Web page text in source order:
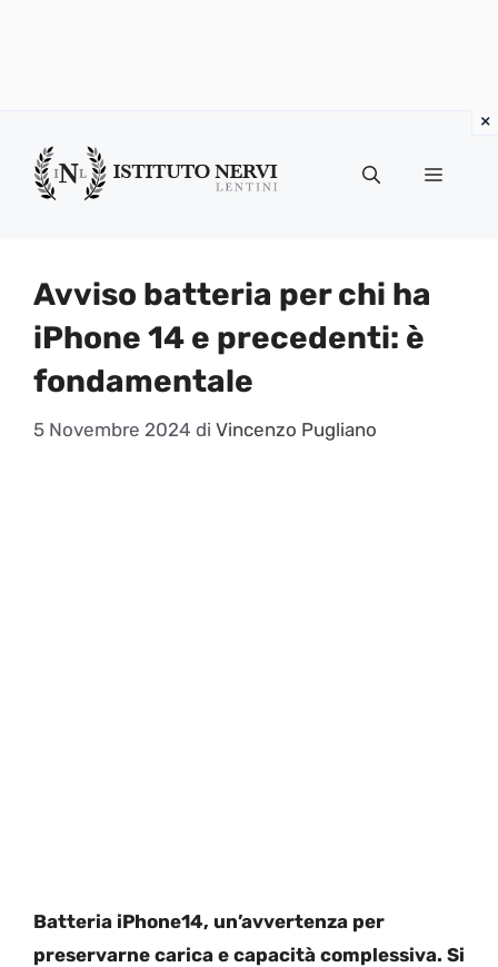
contenuto
Menu
Avviso batteria per chi ha
iPhone 14 e precedenti: è
fondamentale
5 Novembre 2024 di Vincenzo Pugliano
Batteria iPhone14, un’avvertenza per
preservarne carica e capacità complessiva. Si